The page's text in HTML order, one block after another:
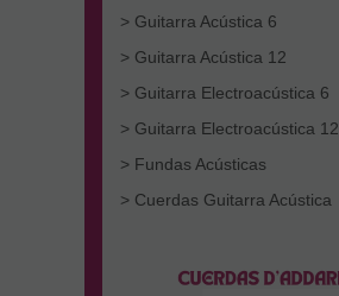
> Guitarra Acústica 6
> Guitarra Acústica 12
> Guitarra Electroacústica 6
> Guitarra Electroacústica 12
> Fundas Acústicas
> Cuerdas Guitarra Acústica